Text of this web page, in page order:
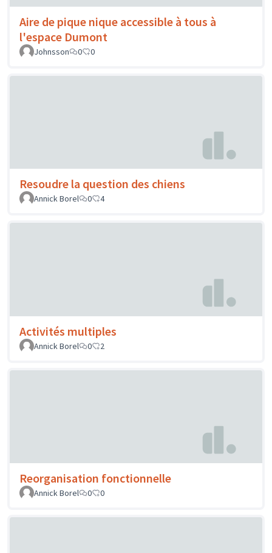
Aire de pique nique accessible à tous à
l'espace Dumont
Johnsson 0 0
Resoudre la question des chiens
Annick Borel 0 4
Activités multiples
Annick Borel 0 2
Reorganisation fonctionnelle
Annick Borel 0 0